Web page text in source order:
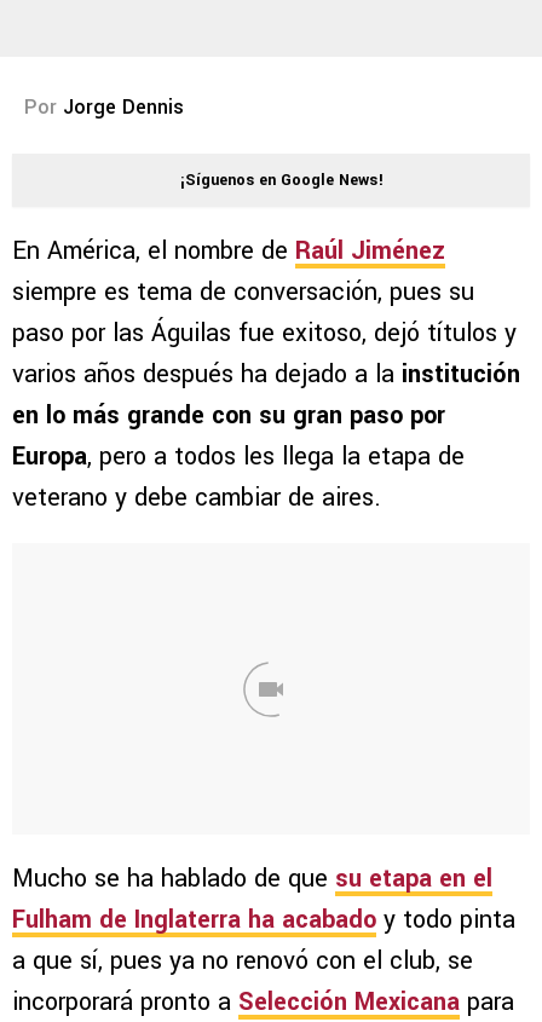
Por Jorge Dennis
¡Síguenos en Google News!
En América, el nombre de Raúl Jiménez
siempre es tema de conversación, pues su
paso por las Águilas fue exitoso, dejó títulos y
varios años después ha dejado a la institución
en lo más grande con su gran paso por
Europa, pero a todos les llega la etapa de
veterano y debe cambiar de aires.
Mucho se ha hablado de que su etapa en el
Fulham de Inglaterra ha acabado y todo pinta
a que sí, pues ya no renovó con el club, se
incorporará pronto a Selección Mexicana para